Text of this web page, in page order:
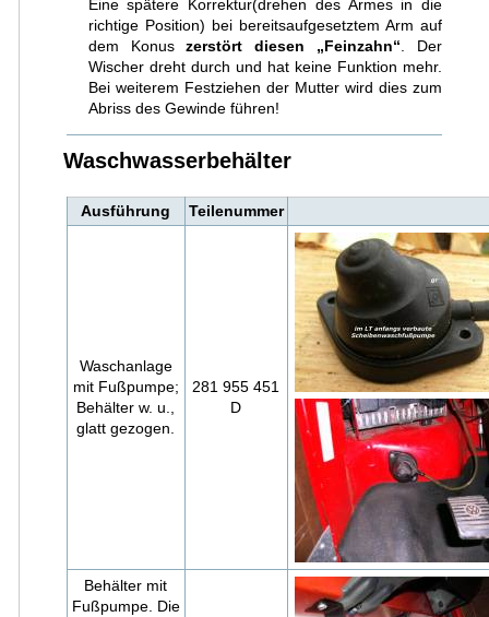
Eine spätere Korrektur(drehen des Armes in die
richtige Position) bei bereitsaufgesetztem Arm auf
dem Konuszerstört diesen „Feinzahn“ . Der
Wischer dreht durch und hat keine Funktion mehr.
Bei weiterem Festziehen der Mutter wird dies zum
Abriss des Gewinde führen!
Waschwasserbehälter
Ausführung Teilenummer
Waschanlage
mit Fußpumpe;
Behälter w. u.,
glatt gezogen.
281 955 451
D
Behälter mit
Fußpumpe. Die